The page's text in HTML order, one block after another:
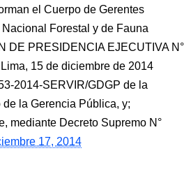
el Cuerpo de Gerentes
Forestal y de Fauna
DE PRESIDENCIA EJECUTIVA N°
15 de diciembre de 2014
2014-SERVIR/GDGP de la
la Gerencia Pública, y;
mediante Decreto Supremo N°
17, 2014